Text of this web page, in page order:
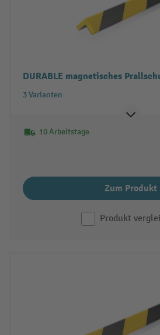
DURABLE magnetisches
3 Varianten
10 Arbeitstage
Zum Produkt
Produkt